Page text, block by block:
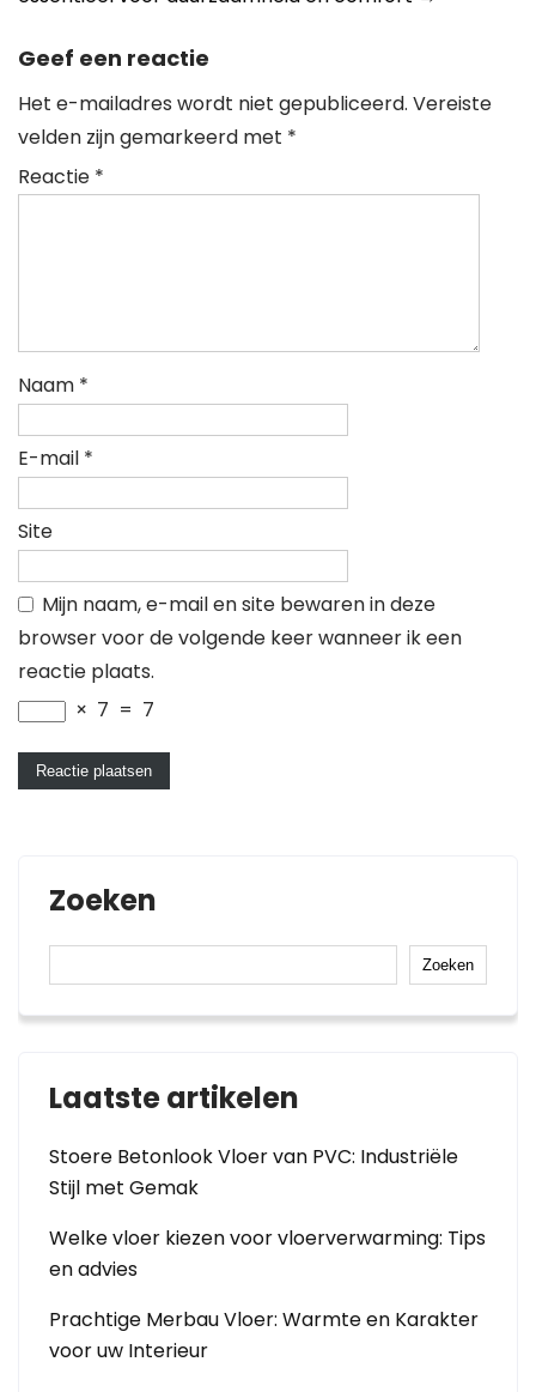
Geef een reactie
Het e-mailadres wordt niet gepubliceerd. Vereiste
velden zijn gemarkeerd met *
Reactie *
Naam *
E-mail *
Site
Mijn naam, e-mail en site bewaren in deze
browser voor de volgende keer wanneer ik een
reactie plaats.
× 7 = 7
Zoeken
Zoeken
Laatste artikelen
Stoere Betonlook Vloer van PVC: Industriële
Stijl met Gemak
Welke vloer kiezen voor vloerverwarming: Tips
en advies
Prachtige Merbau Vloer: Warmte en Karakter
voor uw Interieur